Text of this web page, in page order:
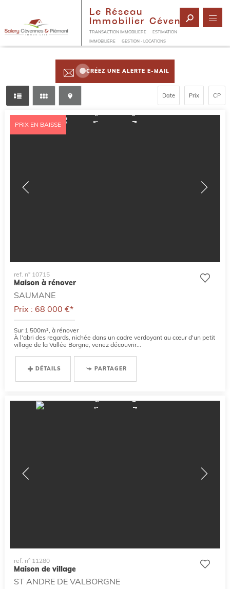
Le Réseau
Immobilier Cévenol
TRANSACTION IMMOBILIÈRE
ESTIMATION
IMMOBILIÈRE
GESTION - LOCATIONS
CRÉEZ UNE ALERTE E-MAIL
Date Prix CP
PRIX EN BAISSE
ref. n° 10715
Maison à rénover
SAUMANE
Prix : 68 000 €*
Sur 1 500m², à rénover
À l'abri des regards, nichée dans un cadre verdoyant au cœur d'un petit
village de la Vallée Borgne, venez découvrir...
DÉTAILS PARTAGER
ref. n° 11280
Maison de village
ST ANDRE DE VALBORGNE